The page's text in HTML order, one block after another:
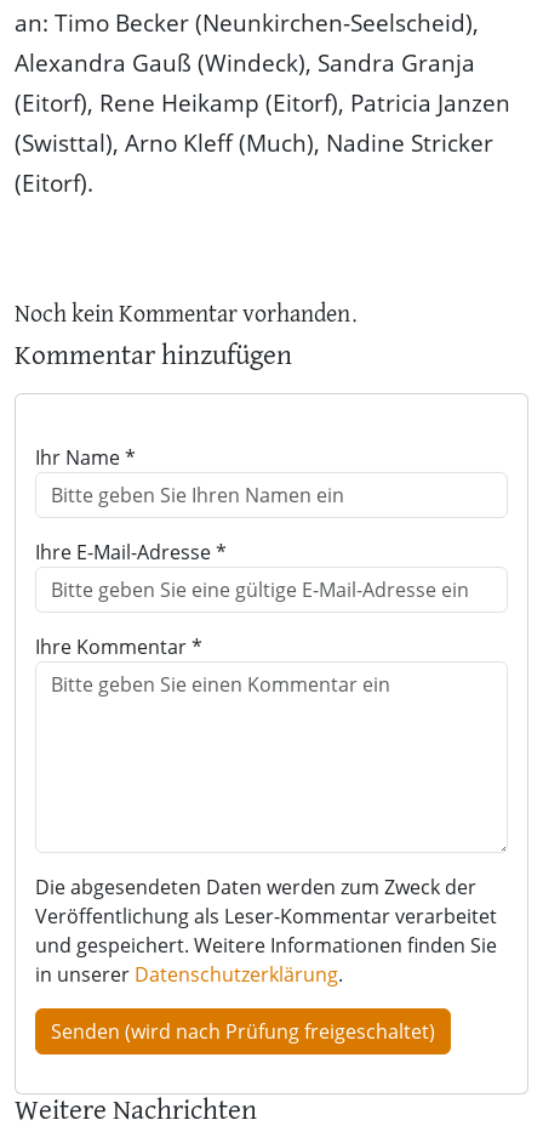
an: Timo Becker (Neunkirchen-Seelscheid),
Alexandra Gauß (Windeck), Sandra Granja
(Eitorf), Rene Heikamp (Eitorf), Patricia Janzen
(Swisttal), Arno Kleff (Much), Nadine Stricker
(Eitorf).
Noch kein Kommentar vorhanden.
Kommentar hinzufügen
Ihr Name *
Ihre E-Mail-Adresse *
Ihre Kommentar *
Die abgesendeten Daten werden zum Zweck der
Veröffentlichung als Leser-Kommentar verarbeitet
und gespeichert. Weitere Informationen finden Sie
in unserer Datenschutzerklärung.
Weitere Nachrichten